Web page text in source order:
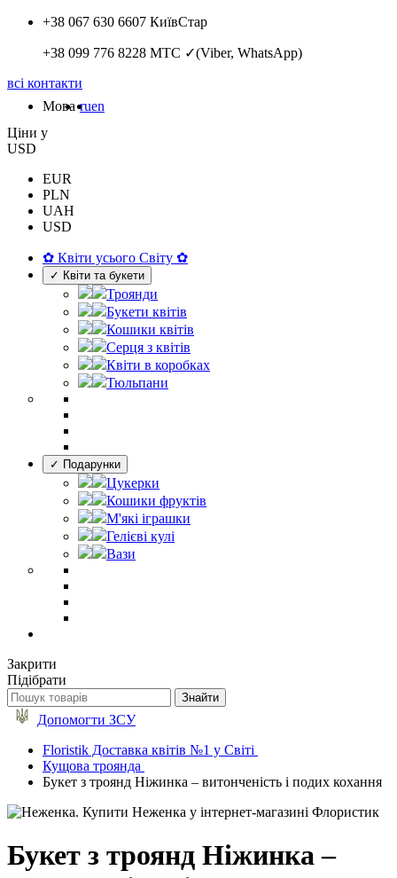
+38 067 630 6607 КиївСтар
+38 099 776 8228 МТС ✓(Viber, WhatsApp)
всі контакти
Мова ruen
Цiни у
USD
EUR
PLN
UAH
USD
✿ Квіти усього Світу ✿
✓ Квіти та букети
Троянди
Букети квітів
Кошики квітів
Серця з квітів
Квіти в коробках
Тюльпани
✓ Подарунки
Цукерки
Кошики фруктів
М'які іграшки
Гелієві кулі
Вази
Закрити
Підібрати
Допомогти ЗСУ
Floristik Доставка квітів №1 у Світі
Кущова троянда
Букет з троянд Ніжинка – витонченість і подих кохання
Букет з троянд Ніжинка –